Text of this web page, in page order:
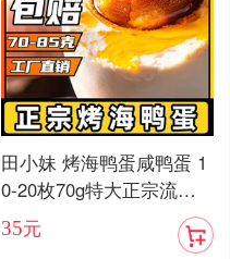
田小妹 烤海鸭蛋咸鸭蛋 1
0-20枚70g特大正宗流油
烤海鸭蛋广东红树林整箱
包邮
35元